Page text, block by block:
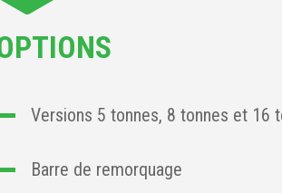
Versions 5 tonnes, 8 tonnes et 16
Barre de remorquage